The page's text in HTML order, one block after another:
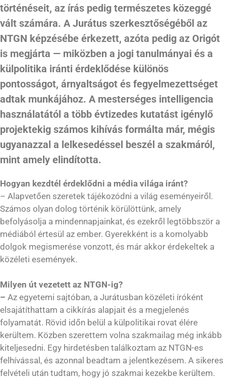
történéseit, az írás pedig természetes közeggé
vált számára. A Jurátus szerkesztőségéből az
NTGN képzésébe érkezett, azóta pedig az Origót
is megjárta — miközben a jogi tanulmányai és a
külpolitika iránti érdeklődése különös
pontosságot, árnyaltságot és fegyelmezettséget
adtak munkájához. A mesterséges intelligencia
használatától a több évtizedes kutatást igénylő
projektekig számos kihívás formálta már, mégis
ugyanazzal a lelkesedéssel beszél a szakmáról,
mint amely elindította.
Hogyan kezdtél érdeklődni a média világa iránt?
– Alapvetően szeretek tájékozódni a világ eseményeiről.
Számos olyan dolog történik körülöttünk, amely
befolyásolja a mindennapjainkat, és ezekről legtöbbször a
médiából értesül az ember. Gyerekként is a komolyabb
dolgok megismerése vonzott, és már akkor érdekeltek a
közéleti események.
Milyen út vezetett az NTGN-ig?
– Az egyetemi sajtóban, a Jurátusban közéleti íróként
elsajátíthattam a cikkírás alapjait és a megjelenés
folyamatát. Rövid időn belül a külpolitikai rovat élére
kerültem. Közben szerettem volna szakmailag még inkább
kiteljesedni. Egy hirdetésben találkoztam az NTGN-es
felhívással, és azonnal beadtam a jelentkezésem. A sikeres
felvételi után tudtam, hogy jó szakmai kezekbe kerültem.